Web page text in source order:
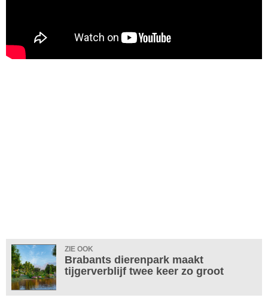
ZIE OOK
Brabants dierenpark maakt
tijgerverblijf twee keer zo groot